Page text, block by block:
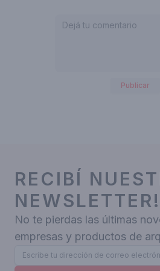
Publicar
RECIBÍ
NEWSLETTER!
No te pierdas las últimas
empresas y productos de